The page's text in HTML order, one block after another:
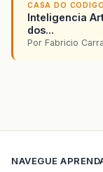
CASA DO CODIGO
Inteligencia
dos...
Por Fabricio
NAVEGUE